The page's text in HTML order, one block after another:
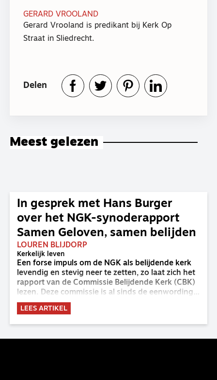
GERARD VROOLAND
Gerard Vrooland is predikant bij Kerk Op
Straat in Sliedrecht.
Delen
Meest gelezen
In gesprek met Hans Burger
over het NGK-synoderapport
Samen Geloven, samen belijden
LOUREN BLIJDORP
Kerkelijk leven
Een forse impuls om de NGK als belijdende kerk
levendig en stevig neer te zetten, zo laat zich het
rapport van de Commissie Belijdende Kerk (CBK)
lezen. Deze commissie is al sinds de eenwording
van de GKv en NGK actief en kreeg van de
synode van Deventer in 2023 de opdracht om
belijdenis en bij te dragen aan de verlevendiging
LEES ARTIKEL